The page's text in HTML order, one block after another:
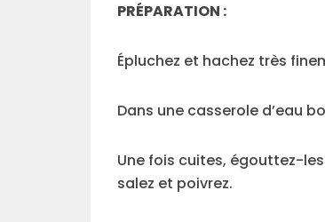
PRÉPARATION :
Épluchez et hachez très
Dans une casserole d’eau
Une fois cuites, égouttez-
salez et poivrez.